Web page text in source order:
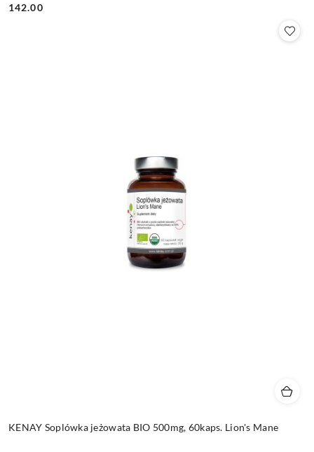
Cena:
142.00
KENAY Soplówka jeżowata BIO 500mg, 60kaps. Lion's Mane